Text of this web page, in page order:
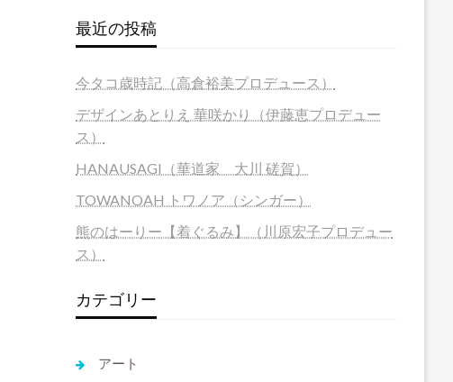
最近の投稿
今タコ歳時記（高倉裕美プロデュース）
デザインあとりえ 華咲かり（伊藤恵プロデュー
ス）
HANAUSAGI（華道家 大川 磋賀）
TOWANOAH トワノア（シンガー）
熊のはーりー【着ぐるみ】（川原宏子プロデュー
ス）
カテゴリー
アート